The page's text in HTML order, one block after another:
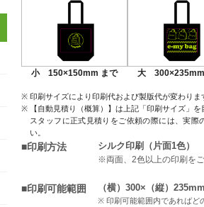
小 150×150mm まで 大
印刷サイズにより印刷代および製版代が変わりま
【自動見積り（概算）】は上記「印刷サイズ」を
スタッフに正式見積りをご依頼の際には、実際
い。
■印刷方法 シルク印刷（片面1色）
※両面、2色以上の印刷を
■印刷可能範囲 （横）300×（縦）
印刷可能範囲内であればど